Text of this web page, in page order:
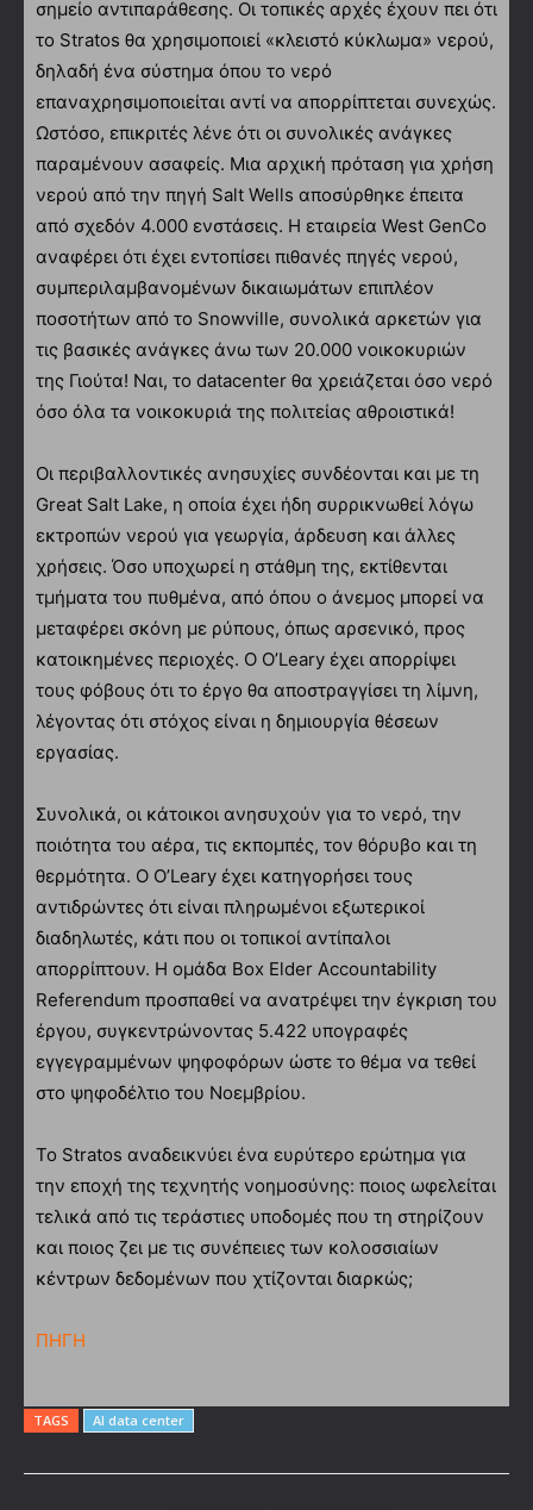
σημείο αντιπαράθεσης. Οι τοπικές αρχές έχουν πει ότι
το Stratos θα χρησιμοποιεί «κλειστό κύκλωμα» νερού,
δηλαδή ένα σύστημα όπου το νερό
επαναχρησιμοποιείται αντί να απορρίπτεται συνεχώς.
Ωστόσο, επικριτές λένε ότι οι συνολικές ανάγκες
παραμένουν ασαφείς. Μια αρχική πρόταση για χρήση
νερού από την πηγή Salt Wells αποσύρθηκε έπειτα
από σχεδόν 4.000 ενστάσεις. Η εταιρεία West GenCo
αναφέρει ότι έχει εντοπίσει πιθανές πηγές νερού,
συμπεριλαμβανομένων δικαιωμάτων επιπλέον
ποσοτήτων από το Snowville, συνολικά αρκετών για
τις βασικές ανάγκες άνω των 20.000 νοικοκυριών
της Γιούτα! Ναι, το datacenter θα χρειάζεται όσο νερό
όσο όλα τα νοικοκυριά της πολιτείας αθροιστικά!
Οι περιβαλλοντικές ανησυχίες συνδέονται και με τη
Great Salt Lake, η οποία έχει ήδη συρρικνωθεί λόγω
εκτροπών νερού για γεωργία, άρδευση και άλλες
χρήσεις. Όσο υποχωρεί η στάθμη της, εκτίθενται
τμήματα του πυθμένα, από όπου ο άνεμος μπορεί να
μεταφέρει σκόνη με ρύπους, όπως αρσενικό, προς
κατοικημένες περιοχές. Ο O’Leary έχει απορρίψει
τους φόβους ότι το έργο θα αποστραγγίσει τη λίμνη,
λέγοντας ότι στόχος είναι η δημιουργία θέσεων
εργασίας.
Συνολικά, οι κάτοικοι ανησυχούν για το νερό, την
ποιότητα του αέρα, τις εκπομπές, τον θόρυβο και τη
θερμότητα. Ο O’Leary έχει κατηγορήσει τους
αντιδρώντες ότι είναι πληρωμένοι εξωτερικοί
διαδηλωτές, κάτι που οι τοπικοί αντίπαλοι
απορρίπτουν. Η ομάδα Box Elder Accountability
Referendum προσπαθεί να ανατρέψει την έγκριση του
έργου, συγκεντρώνοντας 5.422 υπογραφές
εγγεγραμμένων ψηφοφόρων ώστε το θέμα να τεθεί
στο ψηφοδέλτιο του Νοεμβρίου.
Το Stratos αναδεικνύει ένα ευρύτερο ερώτημα για
την εποχή της τεχνητής νοημοσύνης: ποιος ωφελείται
τελικά από τις τεράστιες υποδομές που τη στηρίζουν
και ποιος ζει με τις συνέπειες των κολοσσιαίων
κέντρων δεδομένων που χτίζονται διαρκώς;
ΠΗΓΗ
TAGS AI data center